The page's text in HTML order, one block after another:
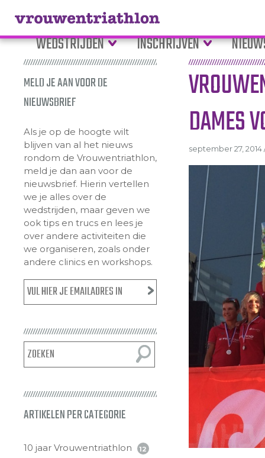
WEDSTRIJDEN INSCHRIJVEN
MELD JE AAN VOOR DE
NIEUWSBRIEF
Als je op de hoogte wilt
blijven van al het nieuws
rondom de Vrouwentriathlon,
meld je dan aan voor de
nieuwsbrief. Hierin vertellen
we je alles over de
wedstrijden, maar geven we
ook tips en trucs en lees je
over andere activiteiten die
we organiseren, zoals onder
andere clinics en workshops.
ARTIKELEN PER CATEGORIE
10 jaar Vrouwentriathlon 12
DAMES
september 27, 2014